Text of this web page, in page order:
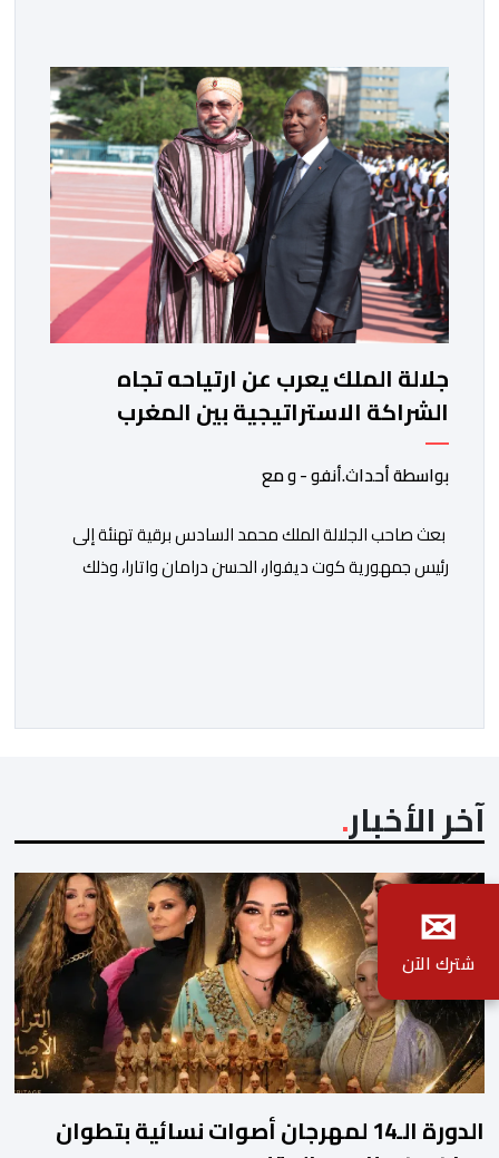
مجددا التعبير لجلالته عن مشاعر الصداقة العميقة والمتينة
التي تكنها فرنسا وشعبها للمغرب وللشعب المغربي. وقال
الرئيس الفرنسي “لا يساورني أي شك في أن […]
جلالة الملك يعرب عن ارتياحه تجاه
الشراكة الاستراتيجية بين المغرب
والكوت ديفوار
بواسطة أحداث.أنفو - و مع
بعث صاحب الجلالة الملك محمد السادس برقية تهنئة إلى
رئيس جمهورية كوت ديفوار، الحسن درامان واتارا، وذلك
المغربية وجمهورية كوت ديفوار، بحكم […]
آخر الأخبار
الدورة الـ14 لمهرجان أصوات نسائية بتطوان
✉
شترك الآن